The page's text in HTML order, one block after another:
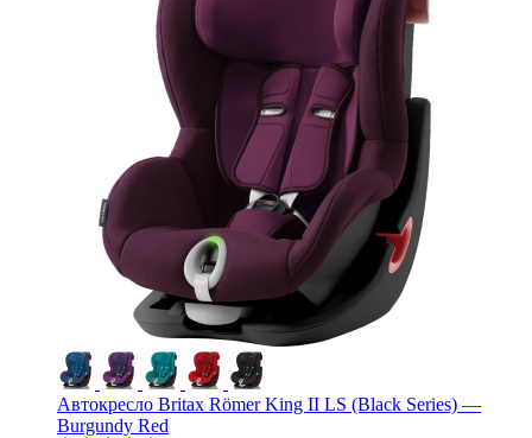
Автокресло Britax Römer King II LS (Black Series) —
Burgundy Red